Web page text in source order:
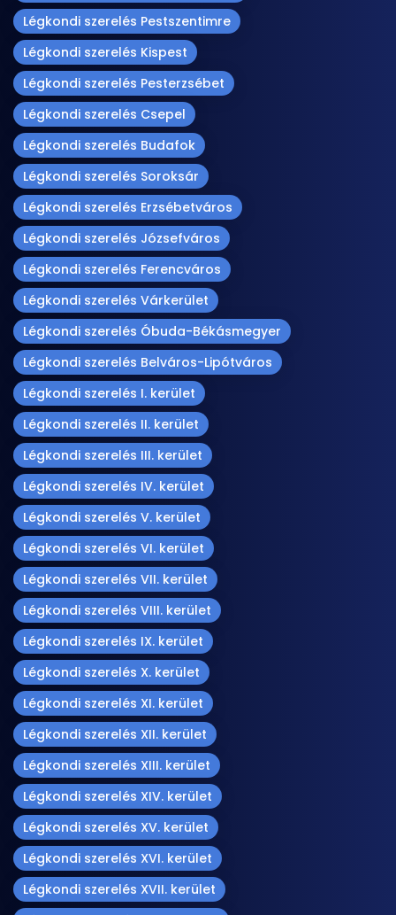
Légkondi szerelés Pestszentimre
Légkondi szerelés Kispest
Légkondi szerelés Pesterzsébet
Légkondi szerelés Csepel
Légkondi szerelés Budafok
Légkondi szerelés Soroksár
Légkondi szerelés Erzsébetváros
Légkondi szerelés Józsefváros
Légkondi szerelés Ferencváros
Légkondi szerelés Várkerület
Légkondi szerelés Óbuda-Békásmegyer
Légkondi szerelés Belváros-Lipótváros
Légkondi szerelés I. kerület
Légkondi szerelés II. kerület
Légkondi szerelés III. kerület
Légkondi szerelés IV. kerület
Légkondi szerelés V. kerület
Légkondi szerelés VI. kerület
Légkondi szerelés VII. kerület
Légkondi szerelés VIII. kerület
Légkondi szerelés IX. kerület
Légkondi szerelés X. kerület
Légkondi szerelés XI. kerület
Légkondi szerelés XII. kerület
Légkondi szerelés XIII. kerület
Légkondi szerelés XIV. kerület
Légkondi szerelés XV. kerület
Légkondi szerelés XVI. kerület
Légkondi szerelés XVII. kerület